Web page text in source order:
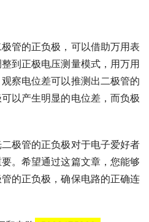
管的正负极，可以借助万用表
到正极电压测量模式，用万用
察电位差可以推测出二极管的
以产生明显的电位差，而负极
极管的正负极对于电子爱好者
。希望通过这篇文章，您能够
的正负极，确保电路的正确连